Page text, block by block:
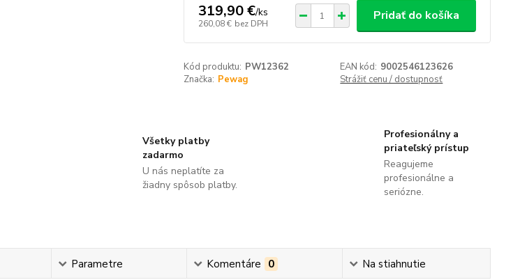
319,90 €/ks
260,08 € bez DPH
Pridať do košíka
Kód produktu: PW12362 EAN kód: 9002546123626
Značka: Pewag Strážiť cenu / dostupnosť
Všetky platby
zadarmo
U nás neplatíte za
žiadny spôsob platby.
Profesionálny a
priateľský prístup
Reagujeme
profesionálne a
seriózne.
Parametre Komentáre 0 Na stiahnutie